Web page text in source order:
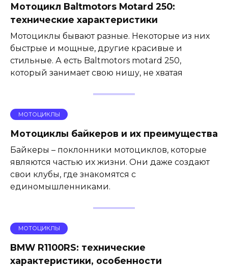
Мотоцикл Baltmotors Motard 250:
технические характеристики
Мотоциклы бывают разные. Некоторые из них
быстрые и мощные, другие красивые и
стильные. А есть Baltmotors motard 250,
который занимает свою нишу, не хватая
МОТОЦИКЛЫ
Мотоциклы байкеров и их преимущества
Байкеры – поклонники мотоциклов, которые
являются частью их жизни. Они даже создают
свои клубы, где знакомятся с
единомышленниками.
МОТОЦИКЛЫ
BMW R1100RS: технические
характеристики, особенности